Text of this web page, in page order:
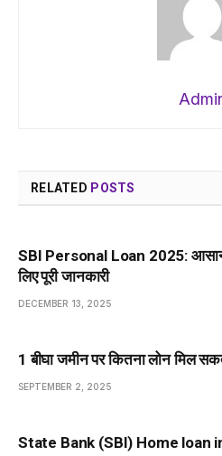
RELATED POSTS
SBI Personal Loan 2025:
लिए पूरी जानकारी
DECEMBER 13, 2025
1 बीघा जमीन पर कितना लोन मिल
SEPTEMBER 2, 2025
State Bank (SBI) Home loan